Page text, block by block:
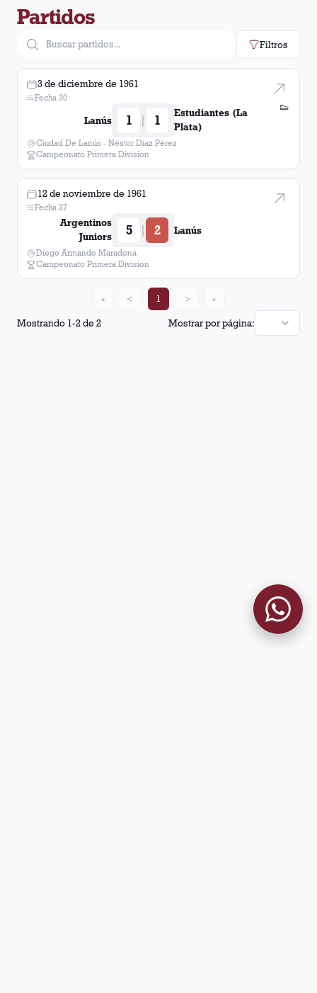
Partidos
Filtros
👟
3 de diciembre de 1961
Fecha 30
Lanús 1 | 1
Estudiantes (La
Plata)
Ciudad De Lanús - Néstor Diaz Pérez
Campeonato Primera Division
12 de noviembre de 1961
Fecha 27
Argentinos
Juniors
5 | 2 Lanús
Diego Armando Maradona
Campeonato Primera Division
Mostrando 1-2de2 Mostrar por página:
« < 1 > »